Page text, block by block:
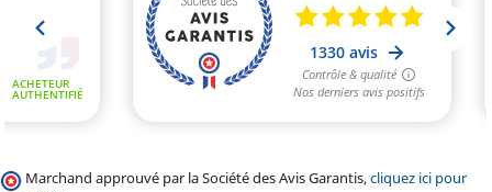
Marchand approuvé par la Société des Avis Garantis,cliquez ici pour